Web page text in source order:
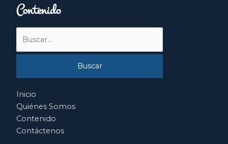
Contenido
por:
Inicio
Quiénes Somos
Contenido
Contáctenos